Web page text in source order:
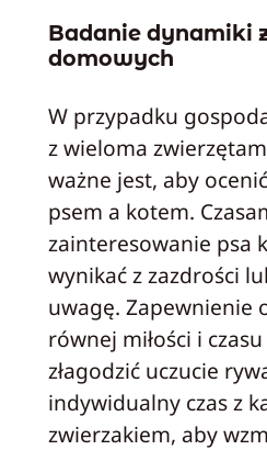
Badanie dynamiki
domowych
W przypadku
z wieloma
ważne jest, aby
psem a kotem.
zainteresowanie psa
wynikać z zazdrości
uwagę. Zapewnienie
równej miłości i
złagodzić uczucie
indywidualny czas z
zwierzakiem, aby